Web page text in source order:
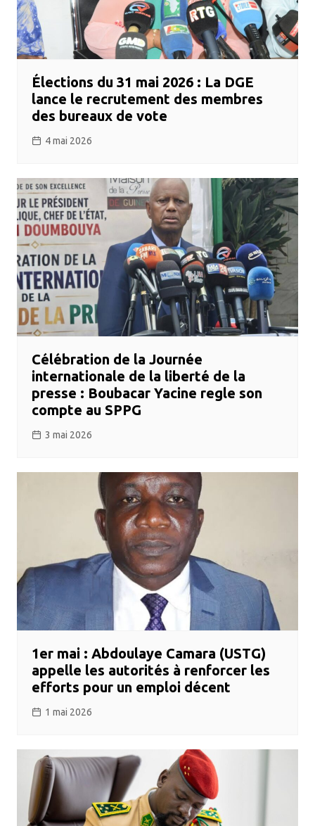
Élections du 31 mai 2026 : La DGE
lance le recrutement des membres
des bureaux de vote
4 mai 2026
Célébration de la Journée
internationale de la liberté de la
presse : Boubacar Yacine regle son
compte au SPPG
3 mai 2026
1er mai : Abdoulaye Camara (USTG)
appelle les autorités à renforcer les
efforts pour un emploi décent
1 mai 2026